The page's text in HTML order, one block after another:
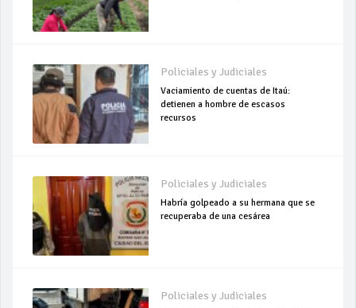
Policiales y Judiciales
Vaciamiento de cuentas de Itaú:
detienen a hombre de escasos
recursos
Policiales y Judiciales
Habría golpeado a su hermana que se
recuperaba de una cesárea
Policiales y Judiciales